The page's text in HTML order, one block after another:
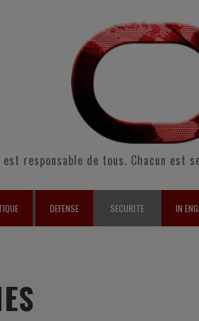
est responsable de tous. Chacun est
DEFENSE SECURITE IN